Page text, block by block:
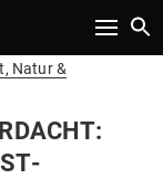
Toggle
Natur &